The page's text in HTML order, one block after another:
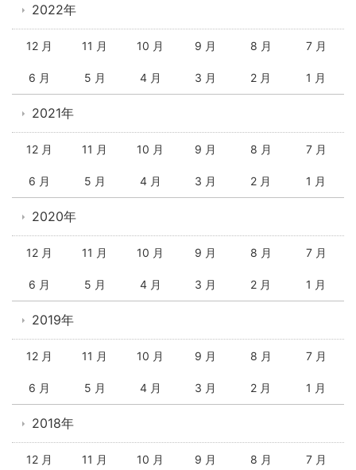
2022年
12 月 11 月 10 月 9 月 8 月 7 月
6 月 5 月 4 月 3 月 2 月 1 月
2021年
12 月 11 月 10 月 9 月 8 月 7 月
6 月 5 月 4 月 3 月 2 月 1 月
2020年
12 月 11 月 10 月 9 月 8 月 7 月
6 月 5 月 4 月 3 月 2 月 1 月
2019年
12 月 11 月 10 月 9 月 8 月 7 月
6 月 5 月 4 月 3 月 2 月 1 月
2018年
12 月 11 月 10 月 9 月 8 月 7 月